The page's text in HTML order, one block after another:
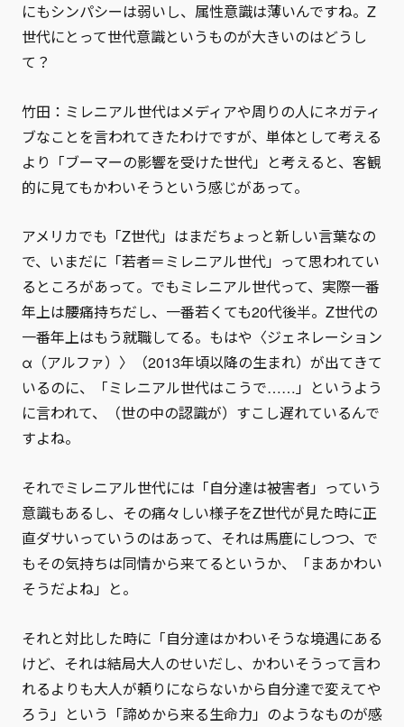
にもシンパシーは弱いし、属性意識は薄いんですね。Z
世代にとって世代意識というものが大きいのはどうし
て？
竹田：ミレニアル世代はメディアや周りの人にネガティ
ブなことを言われてきたわけですが、単体として考える
より「ブーマーの影響を受けた世代」と考えると、客観
的に見てもかわいそうという感じがあって。
アメリカでも「Z世代」はまだちょっと新しい言葉なの
で、いまだに「若者＝ミレニアル世代」って思われてい
るところがあって。でもミレニアル世代って、実際一番
年上は腰痛持ちだし、一番若くても20代後半。Z世代の
一番年上はもう就職してる。もはや〈ジェネレーション
α（アルファ）〉（2013年頃以降の生まれ）が出てきて
いるのに、「ミレニアル世代はこうで……」というよう
に言われて、（世の中の認識が）すこし遅れているんで
すよね。
それでミレニアル世代には「自分達は被害者」っていう
意識もあるし、その痛々しい様子をZ世代が見た時に正
直ダサいっていうのはあって、それは馬鹿にしつつ、で
もその気持ちは同情から来てるというか、「まあかわい
そうだよね」と。
それと対比した時に「自分達はかわいそうな境遇にある
けど、それは結局大人のせいだし、かわいそうって言わ
れるよりも大人が頼りにならないから自分達で変えてや
ろう」という「諦めから来る生命力」のようなものが感